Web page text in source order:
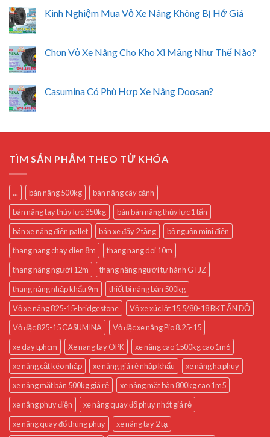
Kinh Nghiệm Mua Vỏ Xe Nâng Không Bị Hớ Giá
Chọn Vỏ Xe Nâng Cho Kho Xi Măng Như Thế Nào?
Casumina Có Phù Hợp Xe Nâng Doosan?
TÌM SẢN PHẨM THEO TỪ KHÓA
... bàn nâng 500kg
bàn nâng cây cảnh
bàn nâng tay thủy lực 350kg
bán bàn nâng thủy lực 1 tấn
bán xe nâng điện pallet
bán xe đẩy 2 tầng
bộ nguồn mini điện
thang nang chay dien 8m
thang nang doi 10m
thang nâng người 12m
thang nâng người tự hành GTJZ
thang nâng nhập khẩu 9m
thiết bị nâng bàn 500kg
Vỏ xe nâng 825-15-bridgestone
Vỏ xe xúc lật 15.5/80-18 BKT ẤN ĐỘ
Vỏ đặc 825-15 CASUMINA
Vỏ đặc xe nâng Pio 8.25-15
xe day tphcm
Xe nang tay OPK
xe nâng cao 1500kg cao 1m6
xe nâng cắt kéo nhập
xe nâng giá rẻ nhập khẩu
xe nâng hạ phuy
xe nâng mặt bàn 500kg giá rẻ
xe nâng mặt bàn 800kg cao 1m5
xe nâng phuy điện
xe nâng quay đổ phuy nhót giá rẻ
xe nâng quay đổ thùng phuy
xe nâng tay 2 tạ